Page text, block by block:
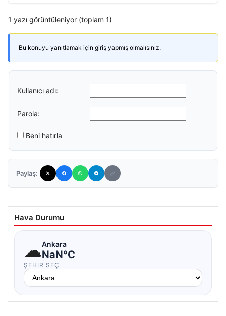
1 yazı görüntüleniyor (toplam 1)
Bu konuyu yanıtlamak için giriş yapmış olmalısınız.
Kullanıcı adı:
Parola:
Beni hatırla
Paylaş:
Hava Durumu
☁Ankara
NaN°C
ŞEHIR SEÇ